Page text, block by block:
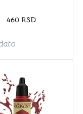
460 RSD
omiljeno
za dodavanje stvari